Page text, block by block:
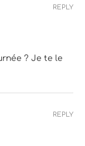
? Je te le
REPLY
REPLY